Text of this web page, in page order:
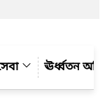
ঊর্ধ্বতন